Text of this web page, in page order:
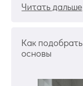
Читать дальше
Как
основы